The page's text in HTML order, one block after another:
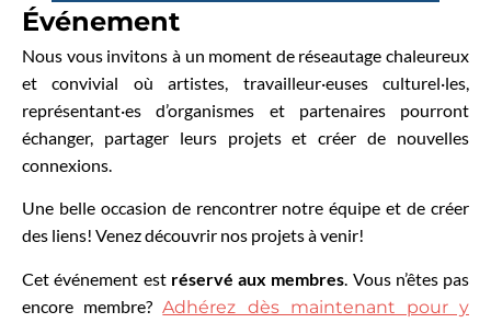
Événement
Nous vous invitons à un moment de réseautage chaleureux
et convivial où artistes, travailleur·euses culturel·les,
représentant·es d’organismes et partenaires pourront
échanger, partager leurs projets et créer de nouvelles
connexions.
Une belle occasion de rencontrer notre équipe et de créer
des liens! Venez découvrir nos projets à venir!
Cet événement est réservé aux membres . Vous n’êtes pas
encore membre? Adhérez dès maintenant pour y